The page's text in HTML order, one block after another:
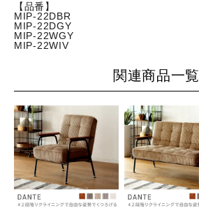
【品番】
MIP-22DBR
MIP-22DGY
MIP-22WGY
MIP-22WIV
関連商品一覧